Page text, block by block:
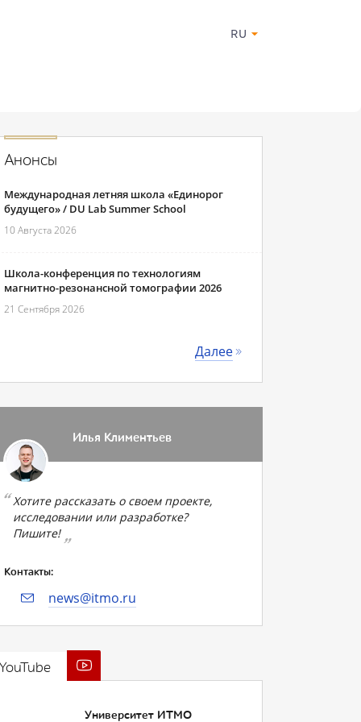
RU
Анонсы
Международная летняя школа «Единорог
будущего» / DU Lab Summer School
10 Августа 2026
Школа-конференция по технологиям
магнитно-резонансной томографии 2026
21 Сентября 2026
Далее
Илья Климентьев
Хотите рассказать о своем проекте,
исследовании или разработке?
Пишите!
Контакты:
news@itmo.ru
Университет ИТМО